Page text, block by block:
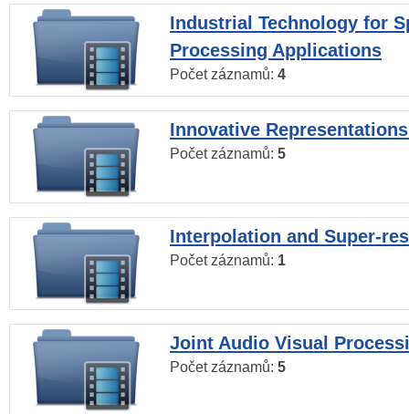
Industrial Technology for
Processing Applications
Počet záznamů: 4
Innovative
Počet záznamů: 5
Interpolation and Super-
Počet záznamů: 1
Joint Audio Visual
Počet záznamů: 5